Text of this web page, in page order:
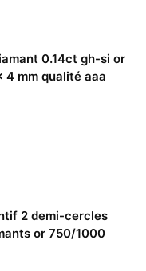
0.14ct gh-si or
mm qualité aaa
2 demi-cercles
or 750/1000